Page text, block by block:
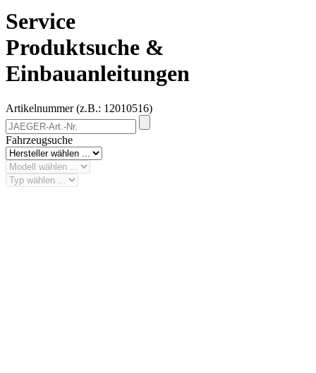
Service
Produktsuche &
Einbauanleitungen
Artikelnummer (z.B.: 12010516)
Fahrzeugsuche